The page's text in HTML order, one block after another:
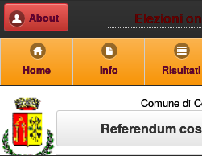
Elezioni
About
Home Info Risultati
Comune di
Referendum